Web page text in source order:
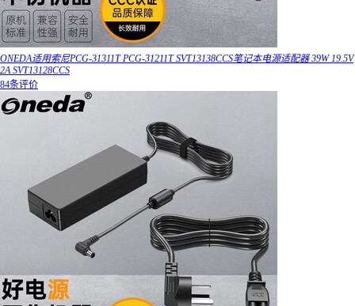
ONEDA适用索尼PCG-31311T PCG-31211T SVT13138CCS笔记本电源适配器 39W 19.5V
2A SVT13128CCS
84条评价